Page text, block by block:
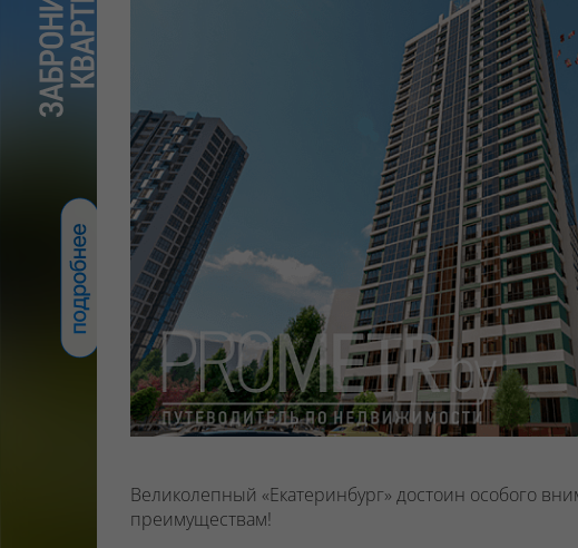
Великолепный «Екатеринбург» достоин особого
преимуществам!